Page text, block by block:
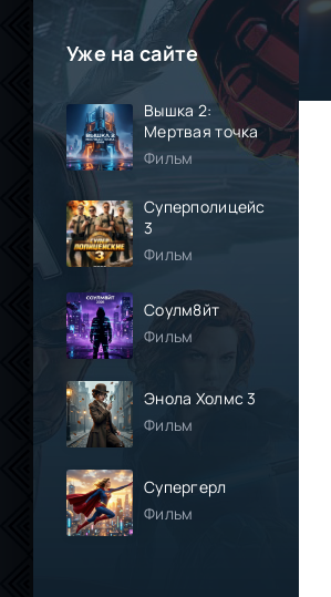
Уже на сайте
Вышка 2:
Мертвая точка
Фильм
Суперполицейские
3
Фильм
Соулм8йт
Фильм
Энола Холмс 3
Фильм
Супергерл
Фильм